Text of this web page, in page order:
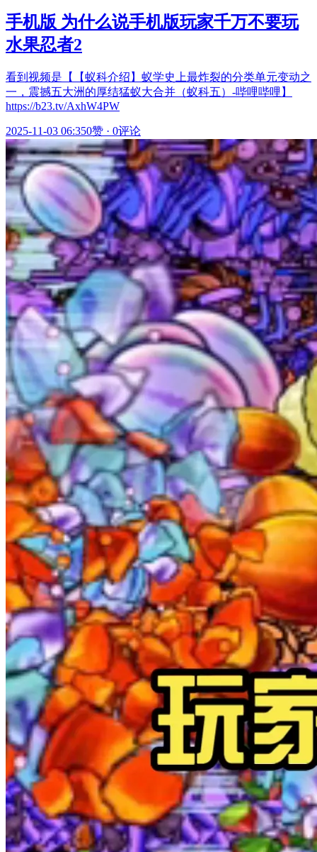
手机版 为什么说手机版玩家千万不要玩
水果忍者2
看到视频是【【蚁科介绍】蚁学史上最炸裂的分类单元变动之
一，震撼五大洲的厚结猛蚁大合并（蚁科五）-哔哩哔哩】
https://b23.tv/AxhW4PW
2025-11-03 06:350赞 · 0评论